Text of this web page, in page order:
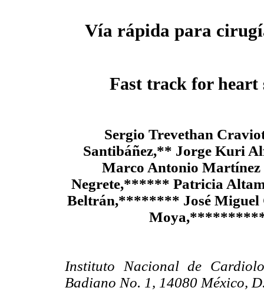
Vía rápida para
Fast track for heart
Sergio Trevethan
Santibáñez,** Jorge Kuri
Marco Antonio
Negrete,****** Patricia
Beltrán,******** José Miguel
Instituto Nacional de
Badiano No. 1, 14080 México,